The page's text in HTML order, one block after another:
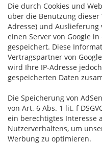
Die durch Cookies und
über die Benutzung
Adresse) und
einen Server von Google
gespeichert. Diese
Vertragspartner von
wird Ihre IP-Adresse
gespeicherten Daten
Die Speicherung von
von Art. 6 Abs. 1 lit. f
ein berechtigtes Interesse
Nutzerverhaltens, um
Werbung zu optimieren.